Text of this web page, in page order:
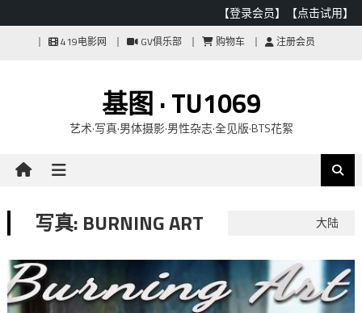
【登录会员】 【点击试用】
419电影网 GV俱乐部 购物车 注册会员
基图 · TU1069
艺术·写真·男体摄影·男性杂志·全见版·BTS花絮
写真: BURNING ART 大陆